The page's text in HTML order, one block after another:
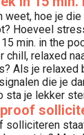
weet, hoe je
Hoeveel
min. in the
chill, relaxed
Als je relaxed
die je
sta je lekker
solliciteren